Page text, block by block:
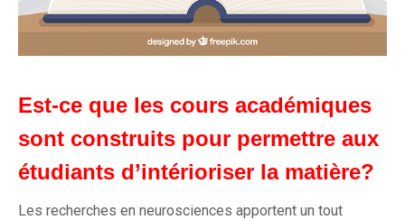
Est-ce que les cours académiques
sont construits pour permettre aux
étudiants d’intérioriser la matière?
Les recherches en neurosciences apportent un tout